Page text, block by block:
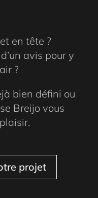
en tête ?
avis pour y
?
bien défini ou
Breijo vous
projet